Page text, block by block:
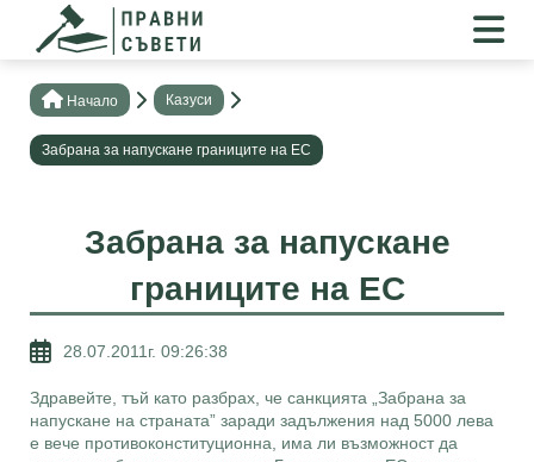
Нaчало Казуси
Забрана за напускане границите на ЕС
Забрана за напускане
границите на ЕС
28.07.2011г. 09:26:38
Здравейте, тъй като разбрах, че санкцията „Забрана за
напускане на страната” заради задължения над 5000 лева
е вече противоконституционна, има ли възможност да